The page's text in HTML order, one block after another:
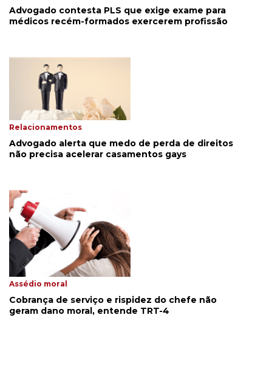
Advogado contesta PLS que exige exame para
médicos recém-formados exercerem profissão
Relacionamentos
Advogado alerta que medo de perda de direitos
não precisa acelerar casamentos gays
Assédio moral
Cobrança de serviço e rispidez do chefe não
geram dano moral, entende TRT-4